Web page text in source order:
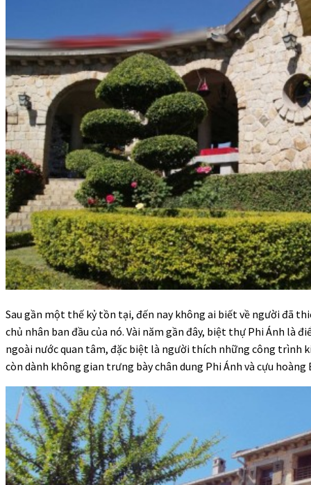
Sau gần một thế kỷ tồn tại, đến nay không ai biết về người đã
chủ nhân ban đầu của nó. Vài năm gần đây, biệt thự Phi Ánh là
ngoài nước quan tâm, đặc biệt là người thích những công trình
còn dành không gian trưng bày chân dung Phi Ánh và cựu